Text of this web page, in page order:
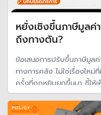
หยั่งเชิงขึ้นภาษีมูลค่
ถึงทางตัน?
ข้อเสนอการปรับขึ้นภาษีมูล
ทางการคลัง ไม่ใช่เรื่องให
ครั้งที่ถูกหยิบยกขึ้นมา ชี้ให้เ
ดีนัก ทำให้จำเป็นต้องหาราย
มูลค่าเพิ่ม ยังชี้ให้เห็นว่ารัฐบ